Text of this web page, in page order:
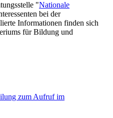
"Nationale
bei der
Informationen finden sich
für Bildung und
zum Aufruf im